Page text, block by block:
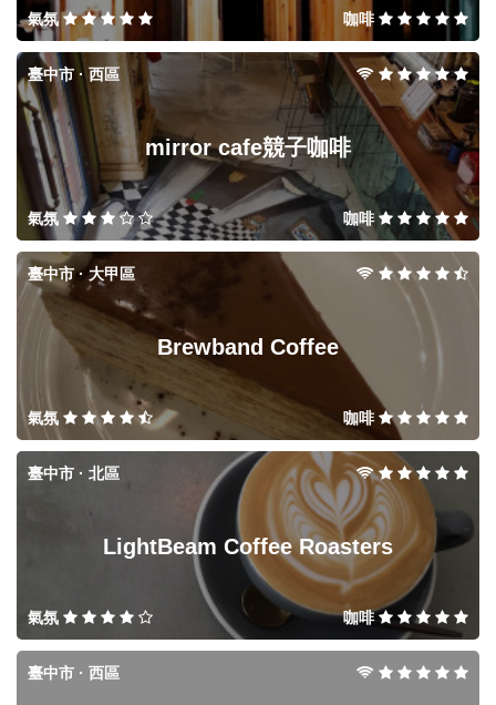
氣氛 咖啡
mirror cafe競子咖啡
臺中市 · 西區
氣氛 咖啡
Brewband Coffee
臺中市 · 大甲區
氣氛 咖啡
LightBeam Coffee Roasters
臺中市 · 北區
氣氛 咖啡
臺中市 · 西區